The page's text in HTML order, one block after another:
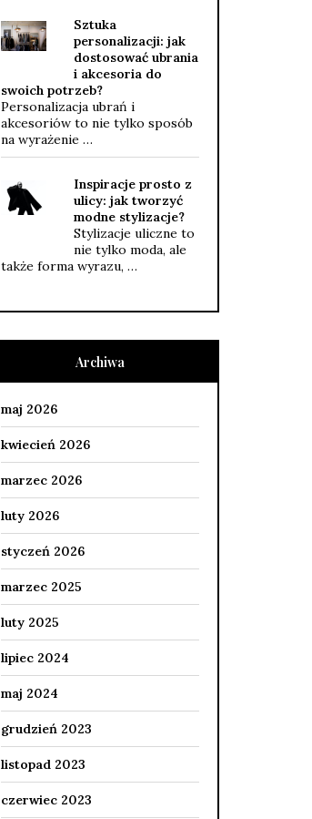
Sztuka
personalizacji: jak
dostosować ubrania
i akcesoria do
swoich potrzeb?
Personalizacja ubrań i
akcesoriów to nie tylko sposób
na wyrażenie …
Inspiracje prosto z
ulicy: jak tworzyć
modne stylizacje?
Stylizacje uliczne to
nie tylko moda, ale
także forma wyrazu, …
Archiwa
maj 2026
kwiecień 2026
marzec 2026
luty 2026
styczeń 2026
marzec 2025
luty 2025
lipiec 2024
maj 2024
grudzień 2023
listopad 2023
czerwiec 2023